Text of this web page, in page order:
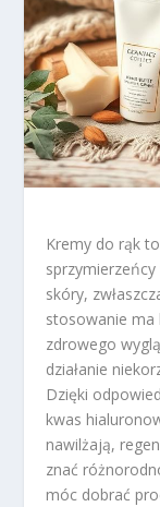
Kremy do rąk
skóry,
stosowanie ma
zdrowego
działanie
Dzięki
kwas
nawilżają,
znać
móc dobrać